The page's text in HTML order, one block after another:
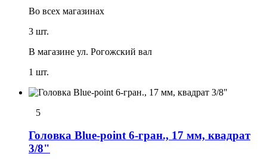
Во всех магазинах
3 шт.
В магазине ул. Рогожский вал
1 шт.
5
Головка Blue-point 6-гран., 17 мм, квадрат
3/8"